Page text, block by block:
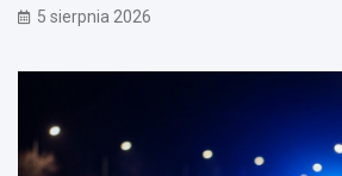
5 sierpnia 2026